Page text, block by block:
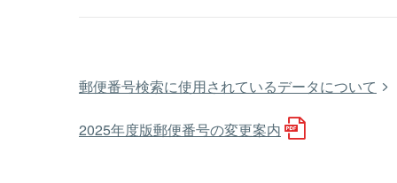
郵便番号検索に使用されているデータについて
2025年度版郵便番号の変更案内